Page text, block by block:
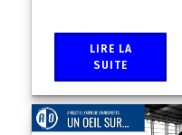
LIRE LA
SUITE